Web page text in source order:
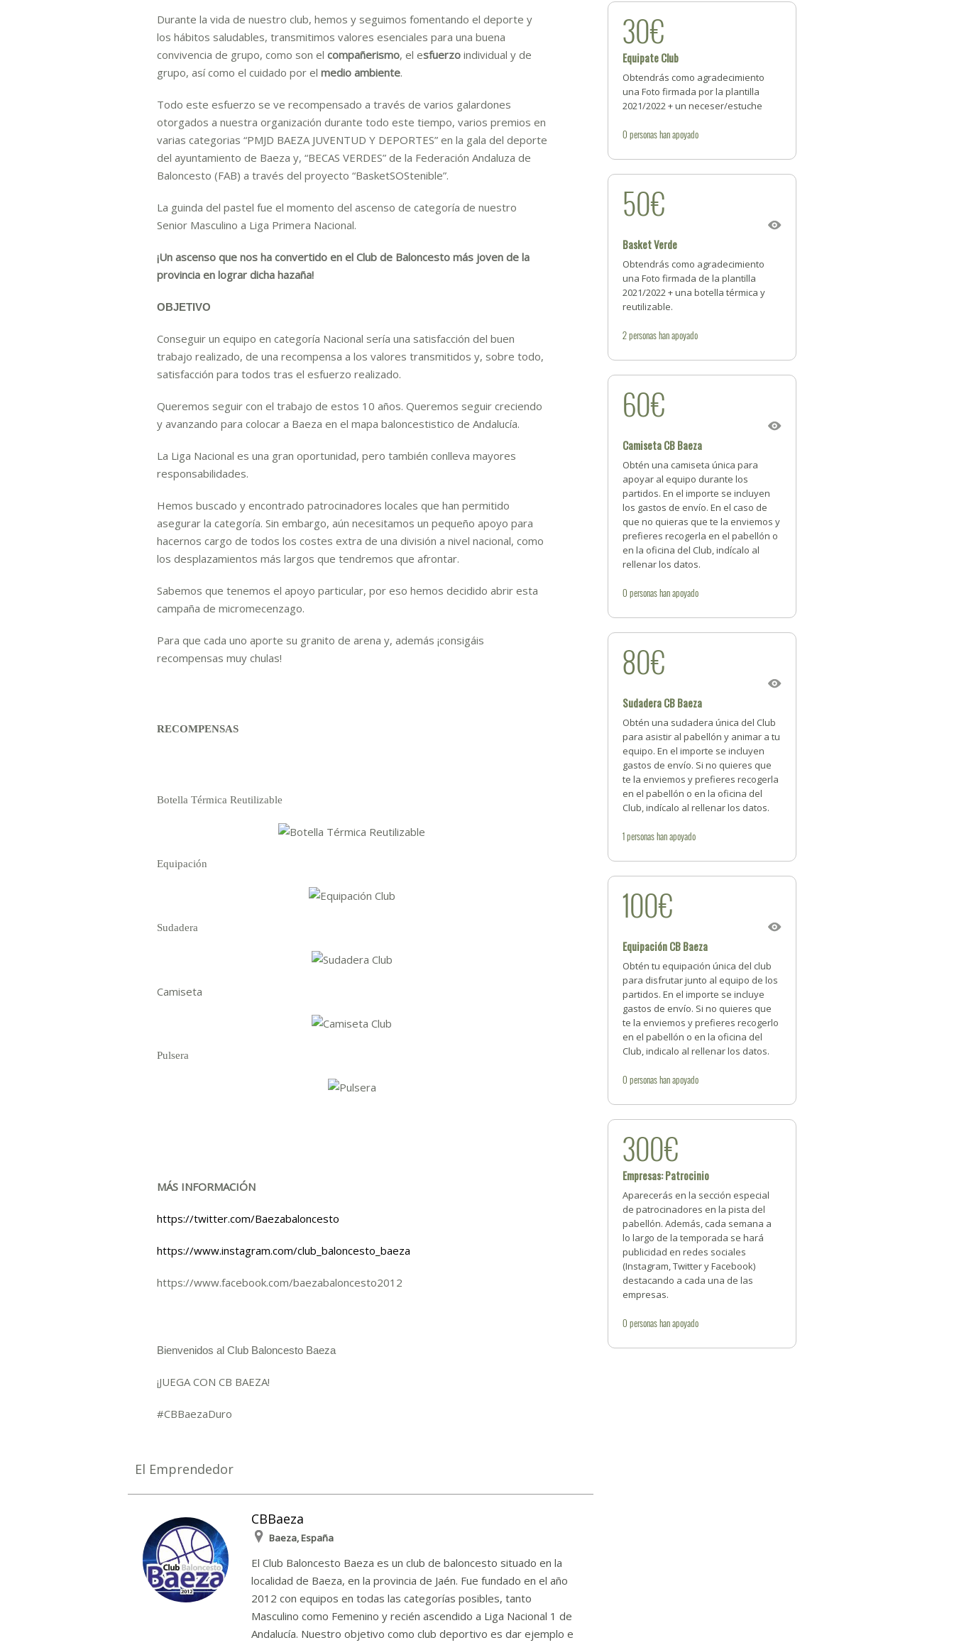
Durante la vida de nuestro club, hemos y seguimos fomentando el deporte y
los hábitos saludables, transmitimos valores esenciales para una buena
convivencia de grupo, como son el compañerismo, el esfuerzoindividual y de
grupo, así como el cuidado por el medio ambiente.
Todo este esfuerzo se ve recompensado a través de varios galardones
otorgados a nuestra organización durante todo este tiempo, varios premios en
varias categorias “PMJD BAEZA JUVENTUD Y DEPORTES” en la gala del deporte
del ayuntamiento de Baeza y, “BECAS VERDES” de la Federación Andaluza de
Baloncesto (FAB) a través del proyecto “BasketSOStenible”.
La guinda del pastel fue el momento del ascenso de categoría de nuestro
Senior Masculino a Liga Primera Nacional.
¡Un ascenso que nos ha convertido en el Club de Baloncesto más joven de la
provincia en lograr dicha hazaña!
OBJETIVO
Conseguir un equipo en categoría Nacional sería una satisfacción del buen
trabajo realizado, de una recompensa a los valores transmitidos y, sobre todo,
satisfacción para todos tras el esfuerzo realizado.
Queremos seguir con el trabajo de estos 10 años. Queremos seguir creciendo
y avanzando para colocar a Baeza en el mapa baloncestistico de Andalucía.
La Liga Nacional es una gran oportunidad, pero también conlleva mayores
responsabilidades.
Hemos buscado y encontrado patrocinadores locales que han permitido
asegurar la categoría. Sin embargo, aún necesitamos un pequeño apoyo para
hacernos cargo de todos los costes extra de una división a nivel nacional, como
los desplazamientos más largos que tendremos que afrontar.
Sabemos que tenemos el apoyo particular, por eso hemos decidido abrir esta
campaña de micromecenzago.
Para que cada uno aporte su granito de arena y, además ¡consigáis
recompensas muy chulas!
RECOMPENSAS
Botella Térmica Reutilizable
Equipación
Sudadera
Camiseta
Pulsera
MÁS INFORMACIÓN
https://twitter.com/Baezabaloncesto
https://www.instagram.com/club_baloncesto_baeza
https://www.facebook.com/baezabaloncesto2012
Bienvenidos al Club Baloncesto Baeza
¡JUEGA CON CB BAEZA!
#CBBaezaDuro
El Emprendedor
CBBaeza
Baeza, España
El Club Baloncesto Baeza es un club de baloncesto situado en la
localidad de Baeza, en la provincia de Jaén. Fue fundado en el año
2012 con equipos en todas las categorías posibles, tanto
Masculino como Femenino y recién ascendido a Liga Nacional 1 de
Andalucía. Nuestro objetivo como club deportivo es dar ejemplo e
30€
Equipate Club
Obtendrás como agradecimiento
una Foto firmada por la plantilla
2021/2022 + un neceser/estuche
0personashan apoyado
50€
Basket Verde
Obtendrás como agradecimiento
una Foto firmada de la plantilla
2021/2022 + una botella térmica y
reutilizable.
2personashan apoyado
60€
Camiseta CB Baeza
Obtén una camiseta única para
apoyar al equipo durante los
partidos. En el importe se incluyen
los gastos de envío. En el caso de
que no quieras que te la enviemos y
prefieres recogerla en el pabellón o
en la oficina del Club, indícalo al
rellenar los datos.
0personashan apoyado
80€
Sudadera CB Baeza
Obtén una sudadera única del Club
para asistir al pabellón y animar a tu
equipo. En el importe se incluyen
gastos de envío. Si no quieres que
te la enviemos y prefieres recogerla
en el pabellón o en la oficina del
Club, indícalo al rellenar los datos.
1personashan apoyado
100€
Equipación CB Baeza
Obtén tu equipación única del club
para disfrutar junto al equipo de los
partidos. En el importe se incluye
gastos de envío. Si no quieres que
te la enviemos y prefieres recogerlo
en el pabellón o en la oficina del
Club, indicalo al rellenar los datos.
0personashan apoyado
300€
Empresas: Patrocinio
Aparecerás en la sección especial
de patrocinadores en la pista del
pabellón. Además, cada semana a
lo largo de la temporada se hará
publicidad en redes sociales
(Instagram, Twitter y Facebook)
destacando a cada una de las
empresas.
0personashan apoyado